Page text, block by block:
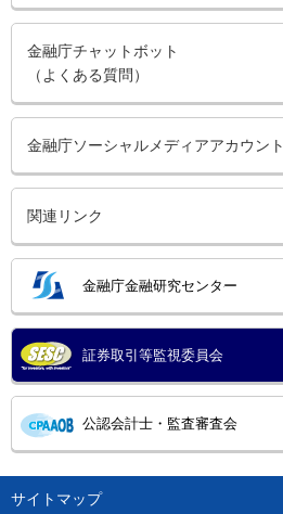
金融庁チャットボット
（よくある質問）
金融庁ソーシャルメディアアカウント
関連リンク
金融庁金融研究センター
証券取引等監視委員会
公認会計士・監査審査会
サイトマップ